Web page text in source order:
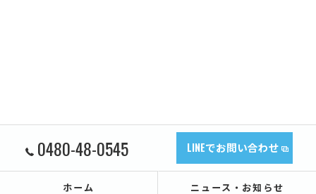
0480-48-0545 LINEでお問い合わせ
ホーム ニュース・お知らせ